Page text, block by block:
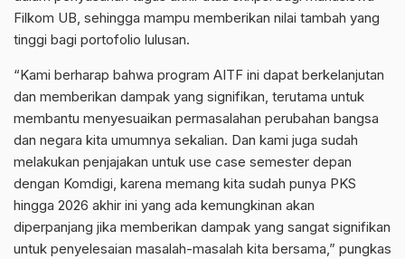
Filkom UB, sehingga mampu memberikan nilai tambah yang
tinggi bagi portofolio lulusan.
“Kami berharap bahwa program AITF ini dapat berkelanjutan
dan memberikan dampak yang signifikan, terutama untuk
membantu menyesuaikan permasalahan perubahan bangsa
dan negara kita umumnya sekalian. Dan kami juga sudah
melakukan penjajakan untuk use case semester depan
dengan Komdigi, karena memang kita sudah punya PKS
hingga 2026 akhir ini yang ada kemungkinan akan
diperpanjang jika memberikan dampak yang sangat signifikan
untuk penyelesaian masalah-masalah kita bersama,” pungkas